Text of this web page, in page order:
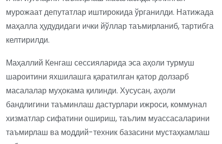
мурожаат депутатлар иштирокида ўрганилди. Натижада
маҳалла ҳудудидаги ички йўллар таъмирланиб, тартибга
келтирилди.
Маҳаллий Кенгаш сессияларида эса аҳоли турмуш
шароитини яхшилашга қаратилган қатор долзарб
масалалар муҳокама қилинди. Хусусан, аҳоли
бандлигини таъминлаш дастурлари ижроси, коммунал
хизматлар сифатини ошириш, таълим муассасаларини
таъмирлаш ва моддий-техник базасини мустаҳкамлаш